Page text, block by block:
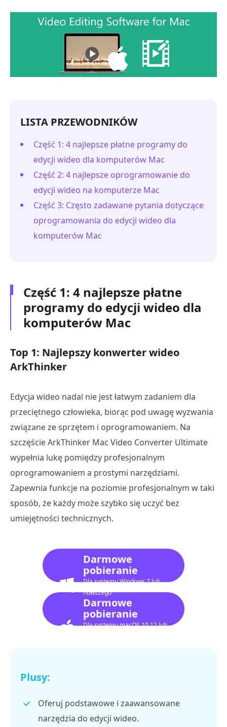
LISTA PRZEWODNIKÓW
Część 1: 4 najlepsze płatne programy do
edycji wideo dla komputerów Mac
Część 2: 4 najlepsze oprogramowanie do
edycji wideo na komputerze Mac
Część 3: Często zadawane pytania dotyczące
oprogramowania do edycji wideo dla
komputerów Mac
Część 1: 4 najlepsze płatne
programy do edycji wideo dla
komputerów Mac
Top 1: Najlepszy konwerter wideo
ArkThinker
Edycja wideo nadal nie jest łatwym zadaniem dla
przeciętnego człowieka, biorąc pod uwagę wyzwania
związane ze sprzętem i oprogramowaniem. Na
szczęście ArkThinker Mac Video Converter Ultimate
wypełnia lukę pomiędzy profesjonalnym
oprogramowaniem a prostymi narzędziami.
Zapewnia funkcje na poziomie profesjonalnym w taki
sposób, że każdy może szybko się uczyć bez
umiejętności technicznych.
Darmowe
pobieranie
Dla systemu Windows 7 lub
nowszego
Darmowe
pobieranie
Dla systemu macOS 10.12 lub
Plusy:
Oferuj podstawowe i zaawansowane
narzędzia do edycji wideo.